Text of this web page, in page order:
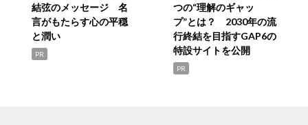
結弦のメッセージ 名
言がもたらす心の平穏
と潤い
PR
つの“理解のギャッ
プ”とは？ 2030年の流
行終結を目指すGAP6の
特設サイトを公開
PR